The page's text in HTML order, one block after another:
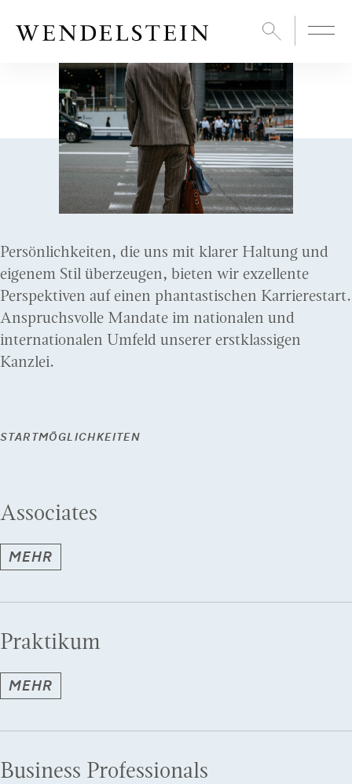
Persönlichkeiten, die uns mit klarer Haltung und
eigenem Stil überzeugen, bieten wir exzellente
Perspektiven auf einen phantastischen Karrierestart.
Anspruchsvolle Mandate im nationalen und
internationalen Umfeld unserer erstklassigen
Kanzlei.
STARTMÖGLICHKEITEN
Associates
MEHR
Praktikum
MEHR
Business Professionals